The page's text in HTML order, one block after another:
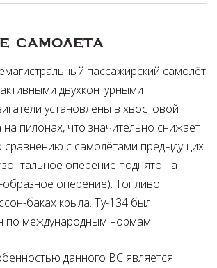
самолета
пассажирский самолёт
двухконтурными
установлены в хвостовой
пилонах, что значительно снижает
сравнению с самолётами предыдущих
оперение поднято на
оперение). Топливо
баках крыла. Ту-134 был
по международным нормам.
данного ВС является